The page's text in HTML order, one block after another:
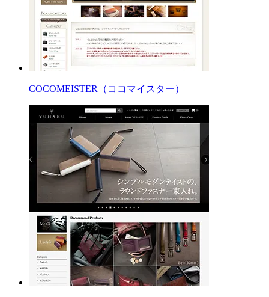
COCOMEISTER（ココマイスター）